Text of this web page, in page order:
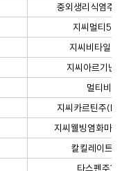
중외생리식염주
지씨멀티5
지씨비타일
지씨아르기닌
멀티비타
지씨카르틴주
지씨웰빙염화마
칼킬레이트
타스펜주